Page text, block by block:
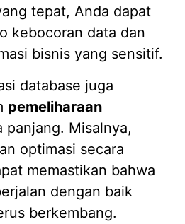
tepat, Anda dapat
kebocoran data dan
bisnis yang sensitif.
database juga
pemeliharaan
panjang. Misalnya,
optimasi secara
memastikan bahwa
dengan baik
berkembang.